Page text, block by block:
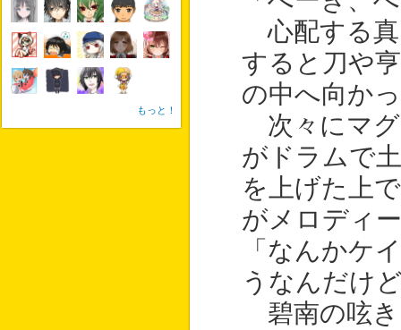
心配する真
すると刀や
の中へ向か
次々にマグ
がドラムで
を上げた上
がメロディ
「なんかケ
うなんだけ
碧南の呟
もっと！